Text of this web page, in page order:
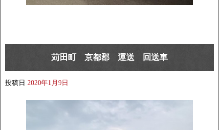
苅田町 京都郡 運送 回送車
投稿日 2020年1月9日